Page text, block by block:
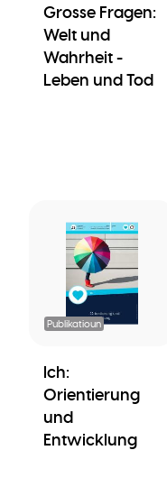
Grosse Fragen:
Welt und
Wahrheit -
Leben und Tod
Publikatioun
Ich:
Orientierung
und
Entwicklung